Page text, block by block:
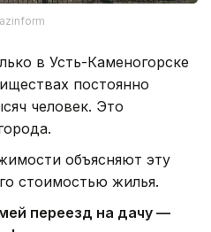
в Усть-Каменогорске
постоянно
человек. Это
объясняют эту
стоимостью жилья.
переезд на дачу —